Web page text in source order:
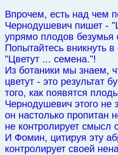
Впрочем, есть над чем
Чернодушевич пишет -
упрямо плодов безумья
Попытайтесь вникнуть
"Цветут ... семена."!
Из ботаники мы знаем,
цветут - это результат
того, как появятся
Чернодушевич этого не
он настолько пропитан
не контролирует смысл
И Фомин, цитируя эту
контролирует своей